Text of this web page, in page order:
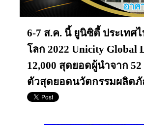
6-7 ส.ค. นี้ ยูนิซิตี้ ประเทศ
โลก 2022 Unicity Global
12,000 สุดยอดผู้นำจาก
ตัวสุดยอดนวัตกรรมผลิตภั